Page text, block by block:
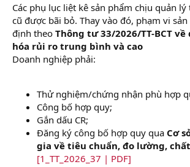
Các phụ lục liệt kê sản phẩm chịu quản lý
cũ được bãi bỏ. Thay vào đó, phạm vi
định theo Thông tư 33/2026/TT-BCT
hóa rủi ro trung bình và cao
Doanh nghiệp phải:
Thử nghiệm/chứng nhận phù hợp
Công bố hợp quy;
Gắn dấu CR;
Đăng ký công bố hợp quy qua Cơ
gia về tiêu chuẩn, đo lường,
[1_TT_2026_37 | PDF]